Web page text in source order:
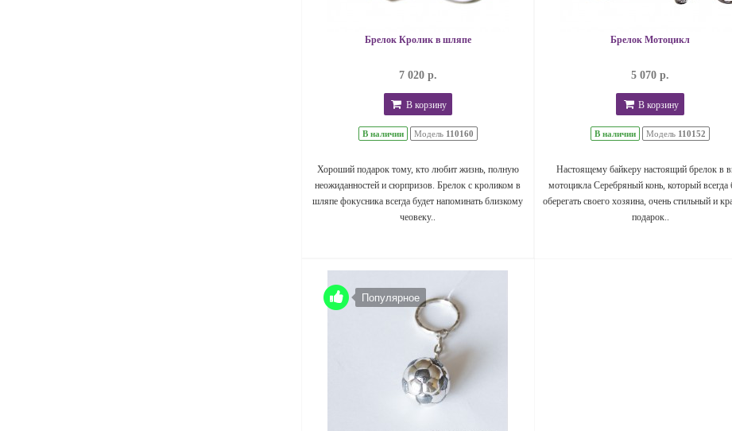
Брелок Кролик в шляпе
7 020 р.
В корзину
В наличии Модель 110160
Хороший подарок тому, кто любит жизнь, полную
неожиданностей и сюрпризов. Брелок с кроликом в
шляпе фокусника всегда будет напоминать близкому
чеовеку..
Брелок Мотоцикл
5 070 р.
В корзину
В наличии Модель 110152
Настоящему байкеру настоящий брелок в
мотоцикла Серебряный конь, который всегда
оберегать своего хозяина, очень стильный и
подарок..
Популярное